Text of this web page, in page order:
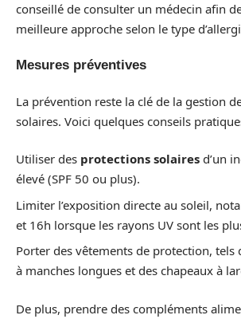
conseillé de consulter un médecin afin
meilleure approche selon le type
Mesures préventives
La prévention reste la clé de la gestion
solaires. Voici quelques conseils
Utiliser des protections solaires d’un
élevé (SPF 50 ou plus).
Limiter l’exposition directe au soleil,
et 16h lorsque les rayons UV sont les
Porter des vêtements de protection, tels
à manches longues et des chapeaux à
De plus, prendre des compléments